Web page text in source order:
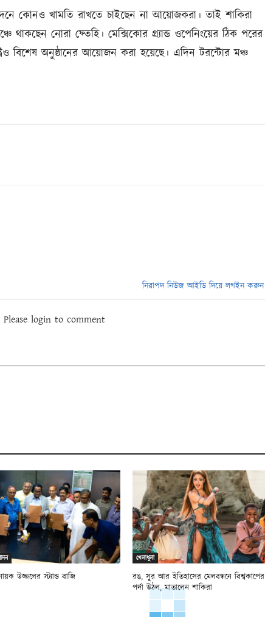
কোনও খামতি রাখতে চাইছেন না আয়োজকরা। তাই শাকিরা
থাকছেন নোরা ফ্তেহি। মেক্সিকোর গ্র্যান্ড ওপেনিংয়ের ঠিক পরের
বিশেষ অনুষ্ঠানের আয়োজন করা হয়েছে। এদিন টরন্টোর মঞ্চ
নিরাপদ নিউজ আইডি দিয়ে লগইন করুন
Please login to comment
উজ্জলের স্ট্যান্ড বাজি
খেলাধুলা
রঙ, সুর আর ইতিহাসের মেলবন্ধনে বিশ্বকাপের
পর্দা উঠল, মাতালেন শাকিরা